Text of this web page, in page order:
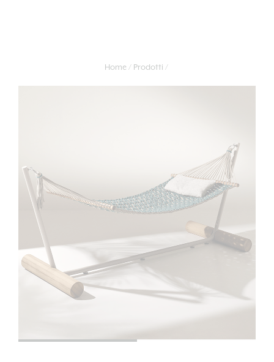
Home Prodotti